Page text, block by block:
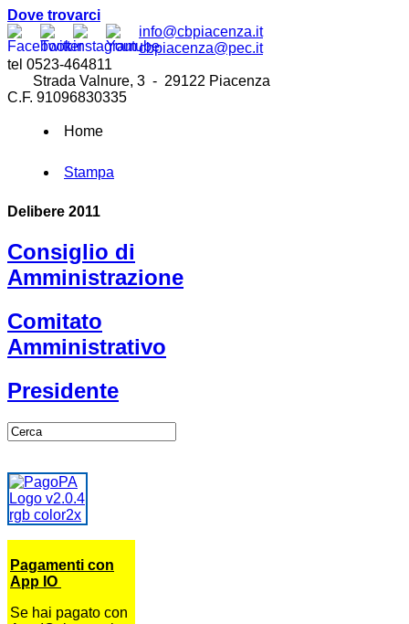
Dove trovarci
info@cbpiacenza.it
cbpiacenza@pec.it
tel 0523-464811
Strada Valnure, 3 - 29122 Piacenza
C.F. 91096830335
Home
Stampa
Delibere 2011
Consiglio di
Amministrazione
Comitato
Amministrativo
Presidente
Pagamenti con
App IO
Se hai pagato con